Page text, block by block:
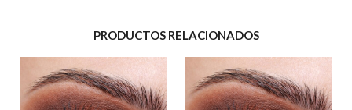
PRODUCTOS RELACIONADOS